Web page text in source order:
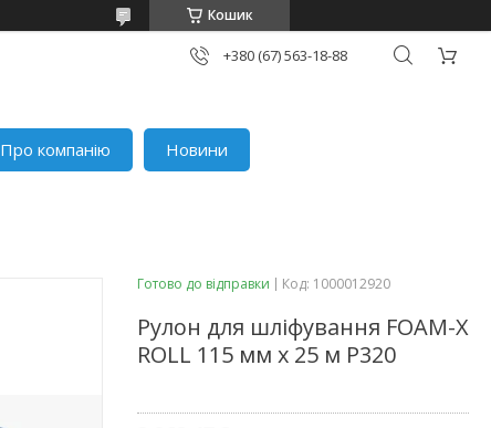
Кошик
+380 (67) 563-18-88
Про компанію Новини
Готово до відправки Код: 1000012920
Рулон для шліфування FOAM-X
ROLL 115 мм х 25 м Р320